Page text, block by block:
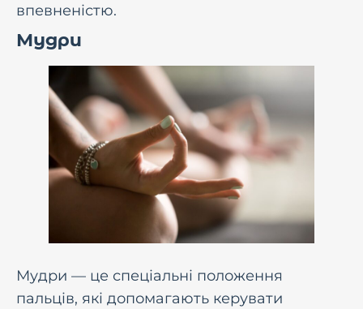
впевненістю.
Мудри
Мудри — це спеціальні положення
пальців, які допомагають керувати